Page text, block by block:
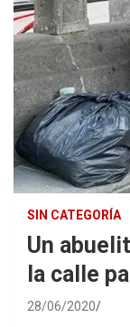
SIN CATEGORÍA
Un
la calle
28/06/2020